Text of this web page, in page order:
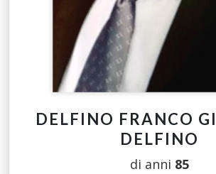
DELFINO FRANCO
DELFINO
di anni 85